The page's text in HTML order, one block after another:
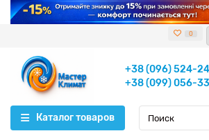
0
+38 (096) 524-
+38 (099) 056-
Каталог товаров